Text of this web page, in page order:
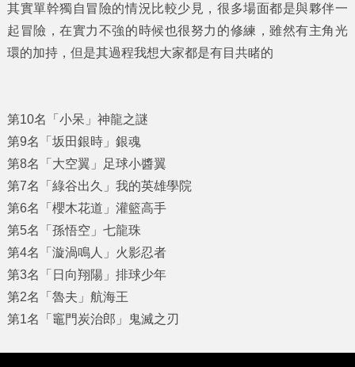
其實單幹獨自冒險的情況比較少見，很多場面都是與夥伴一
起冒險，在實力不強的時候也很努力的修練，雖然有主角光
環的加持，但是其過程我想大家都是有目共睹的
第10名「小呆」神龍之謎
第9名「坂田銀時」銀魂
第8名「大空翼」足球小醬翼
第7名「綠谷出久」我的英雄學院
第6名「櫻木花道」灌籃高手
第5名「孫悟空」七龍珠
第4名「漩渦鳴人」火影忍者
第3名「日向翔陽」排球少年
第2名「魯夫」航海王
第1名「竈門炭治郎」鬼滅之刃